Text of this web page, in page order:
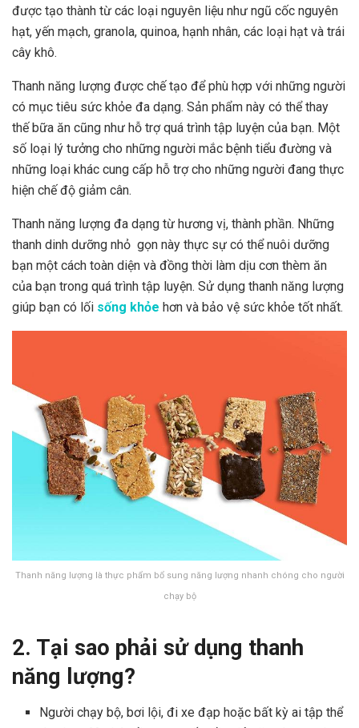
được tạo thành từ các loại nguyên liệu như ngũ cốc nguyên
hạt, yến mạch, granola, quinoa, hạnh nhân, các loại hạt và trái
cây khô.
Thanh năng lượng được chế tạo để phù hợp với những người
có mục tiêu sức khỏe đa dạng. Sản phẩm này có thể thay
thế bữa ăn cũng như hỗ trợ quá trình tập luyện của bạn. Một
số loại lý tưởng cho những người mắc bệnh tiểu đường và
những loại khác cung cấp hỗ trợ cho những người đang thực
hiện chế độ giảm cân.
Thanh năng lượng đa dạng từ hương vị, thành phần. Những
thanh dinh dưỡng nhỏ gọn này thực sự có thể nuôi dưỡng
bạn một cách toàn diện và đồng thời làm dịu cơn thèm ăn
của bạn trong quá trình tập luyện. Sử dụng thanh năng lượng
giúp bạn có lối sống khỏe hơn và bảo vệ sức khỏe tốt nhất.
Thanh năng lượng là thực phẩm bổ sung năng lượng nhanh chóng cho người
chạy bộ
2. Tại sao phải sử dụng thanh
năng lượng?
Người chạy bộ, bơi lội, đi xe đạp hoặc bất kỳ ai tập thể